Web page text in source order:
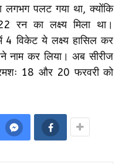
लगभग पलट गया था, क्योंकि
रन का लक्ष्य मिला था।
विकेट ये लक्ष्य हासिल कर
नाम कर लिया। अब सीरीज
18 और 20 फरवरी को